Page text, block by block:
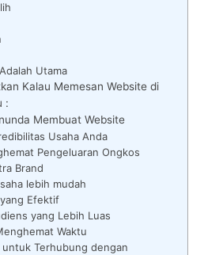
Utama
Kalau Memesan Website di
:
Membuat Website
Usaha Anda
Pengeluaran Ongkos
Brand
lebih mudah
Efektif
yang Lebih Luas
Waktu
untuk Terhubung dengan